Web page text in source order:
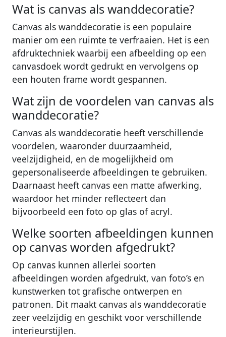
Wat is canvas als wanddecoratie?
Canvas als wanddecoratie is een populaire
manier om een ruimte te verfraaien. Het is een
afdruktechniek waarbij een afbeelding op een
canvasdoek wordt gedrukt en vervolgens op
een houten frame wordt gespannen.
Wat zijn de voordelen van canvas als
wanddecoratie?
Canvas als wanddecoratie heeft verschillende
voordelen, waaronder duurzaamheid,
veelzijdigheid, en de mogelijkheid om
gepersonaliseerde afbeeldingen te gebruiken.
Daarnaast heeft canvas een matte afwerking,
waardoor het minder reflecteert dan
bijvoorbeeld een foto op glas of acryl.
Welke soorten afbeeldingen kunnen
op canvas worden afgedrukt?
Op canvas kunnen allerlei soorten
afbeeldingen worden afgedrukt, van foto’s en
kunstwerken tot grafische ontwerpen en
patronen. Dit maakt canvas als wanddecoratie
zeer veelzijdig en geschikt voor verschillende
interieurstijlen.